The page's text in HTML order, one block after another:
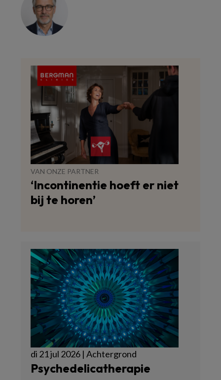
VAN ONZE PARTNER
‘Incontinentie hoeft er niet
bij te horen’
di 21 jul 2026 | Achtergrond
Psychedelicatherapie